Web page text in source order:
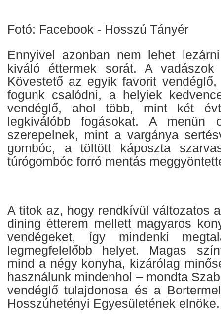
Fotó: Facebook - Hosszú Tányér
Ennyivel azonban nem lehet
kiváló éttermek sorát. A
Kövestető az egyik favorit
fogunk csalódni, a helyiek
vendéglő, ahol több, mint két
legkiválóbb fogásokat. A menün
szerepelnek, mint a vargánya
gombóc, a töltött káposzta
túrógombóc forró mentás
A titok az, hogy rendkívül változatos
dining étterem mellett magyaros
vendégeket, így mindenki
legmegfelelőbb helyet. Magas
mind a négy konyha, kizárólag
használunk mindenhol – mondta
vendéglő tulajdonosa és a
Hosszúhetényi Egyesületének elnöke.